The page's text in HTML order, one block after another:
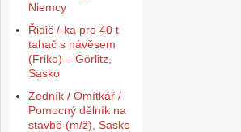
Niemcy
Řidič /-ka pro 40 t
tahač s návěsem
(Friko) – Görlitz,
Sasko
Zedník / Omítkář /
Pomocný dělník na
stavbě (m/ž), Sasko